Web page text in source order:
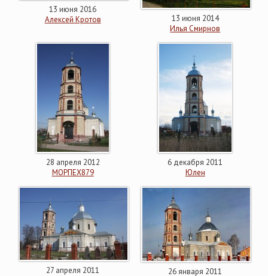
13 июня 2016
Алексей Кротов
13 июня 2014
Илья Смирнов
28 апреля 2012
МОРПЕХ879
6 декабря 2011
Юлен
27 апреля 2011
26 января 2011